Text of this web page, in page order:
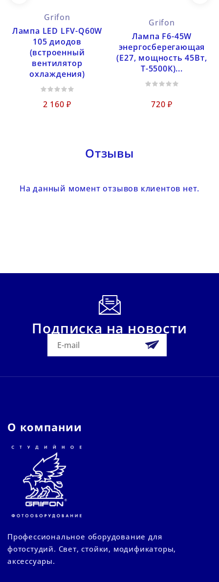
Grifon
Лампа LED LFV-Q60W
105 диодов
(встроенный
вентилятор
охлаждения)
2 160 ₽
Grifon
Лампа F6-45W
энергосберегающая
(Е27, мощность 45Вт,
Т-5500К)...
720 ₽
Отзывы
На данный момент отзывов клиентов нет.
Подписка на новости
О компании
Профессиональное оборудование для
фотостудий. Свет, стойки, модификаторы,
аксессуары.